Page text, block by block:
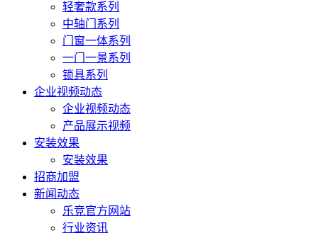
轻奢款系列
中轴门系列
门窗一体系列
一门一景系列
锁具系列
企业视频动态
企业视频动态
产品展示视频
安装效果
安装效果
招商加盟
新闻动态
乐竞官方网站
行业资讯